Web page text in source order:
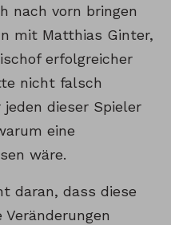
nach vorn bringen
mit Matthias Ginter,
erfolgreicher
nicht falsch
dieser Spieler
eine
wäre.
daran, dass diese